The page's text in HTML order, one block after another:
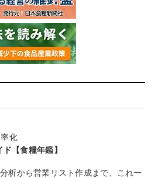
化
【食糧年鑑】
析から営業リスト作成まで、これ一